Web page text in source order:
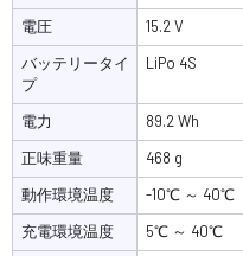
電圧
15.2 V
バッテリータイ
プ
LiPo 4S
電力
89.2 Wh
正味重量
468 g
動作環境温度
-10℃ ～ 40℃
充電環境温度
5℃ ～ 40℃